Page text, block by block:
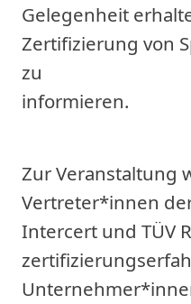
Gelegenheit
Zertifizierung von
zu
informieren.
Zur Veranstaltung
Vertreter*innen
Intercert und TÜV